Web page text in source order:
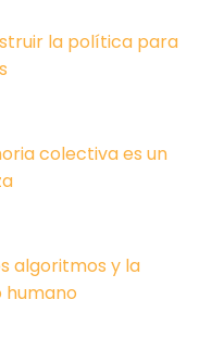
la política para
colectiva es un
algoritmos y la
humano